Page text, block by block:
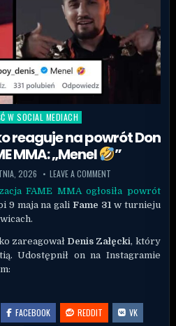
W SOCIAL MEDIACH
reaguje na powrót Don
MMA: „Menel
”
2026 LEAVE A COMMENT
FAME MMA ogłosiła powrót
9 maja na galiFame 31 w turnieju
zareagował Denis Załęcki, który
Udostępnił on na Instagramie
FACEBOOK REDDIT
VK